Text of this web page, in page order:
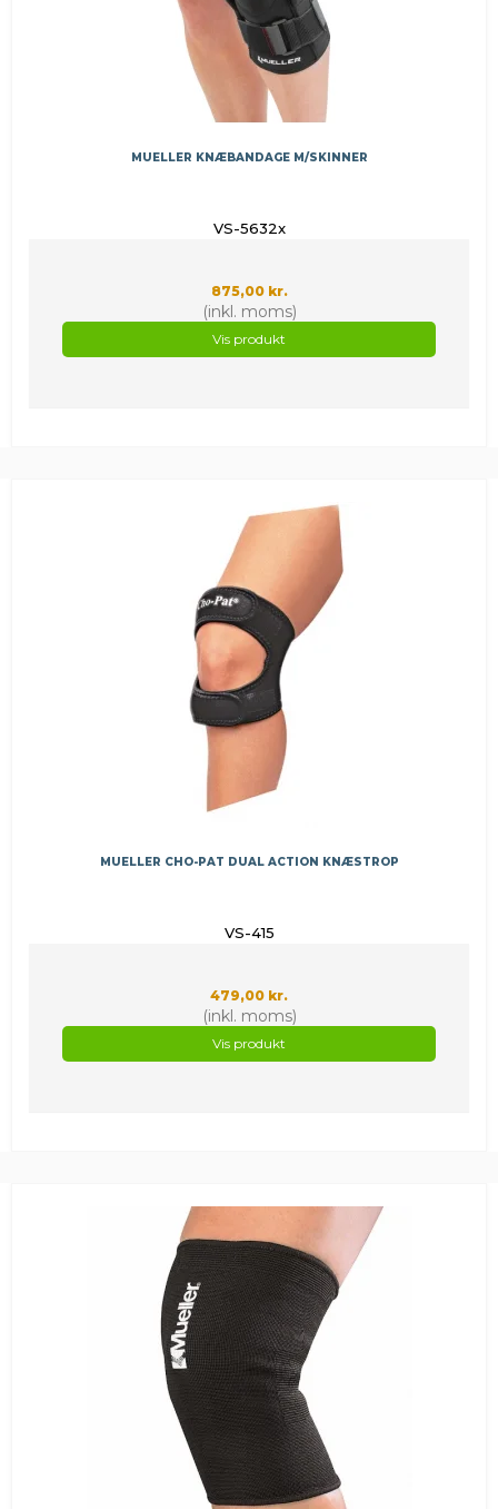
MUELLER KNÆBANDAGE M/SKINNER
VS-5632x
875,00 kr.
(inkl. moms)
Vis produkt
MUELLER CHO-PAT DUAL ACTION KNÆSTROP
VS-415
479,00 kr.
(inkl. moms)
Vis produkt